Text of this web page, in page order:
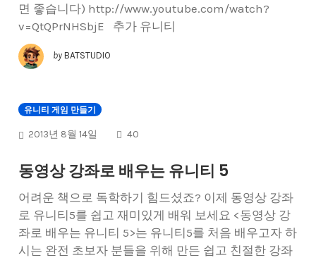
면 좋습니다) http://www.youtube.com/watch?
v=QtQPrNHSbjE 추가 유니티
by BATSTUDIO
유니티 게임 만들기
2013년 8월 14일 40
동영상 강좌로 배우는 유니티 5
어려운 책으로 독학하기 힘드셨죠? 이제 동영상 강좌
로 유니티5를 쉽고 재미있게 배워 보세요 <동영상 강
좌로 배우는 유니티 5>는 유니티5를 처음 배우고자 하
시는 완전 초보자 분들을 위해 만든 쉽고 친절한 강좌